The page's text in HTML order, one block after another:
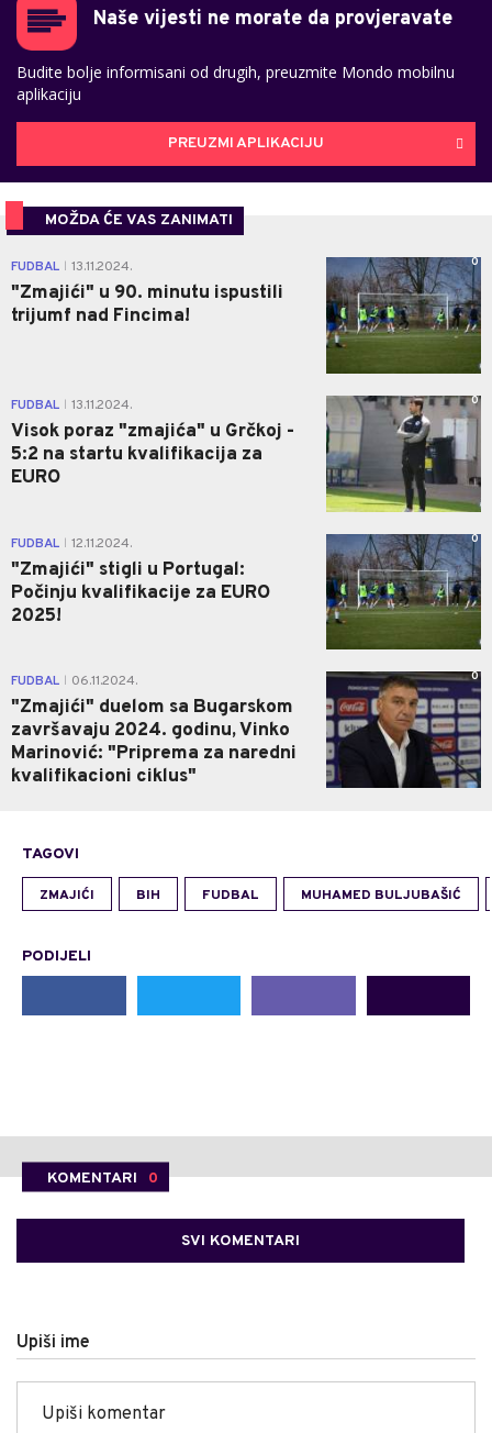
Naše vijesti ne morate da provjeravate
Budite bolje informisani od drugih, preuzmite Mondo mobilnu
aplikaciju
PREUZMI APLIKACIJU
MOŽDA ĆE VAS ZANIMATI
FUDBAL 13.11.2024.
"Zmajići" u 90. minutu ispustili
trijumf nad Fincima!
0
FUDBAL 13.11.2024.
Visok poraz "zmajića" u Grčkoj -
5:2 na startu kvalifikacija za
EURO
0
FUDBAL 12.11.2024.
"Zmajići" stigli u Portugal:
Počinju kvalifikacije za EURO
2025!
0
FUDBAL 06.11.2024.
"Zmajići" duelom sa Bugarskom
završavaju 2024. godinu, Vinko
Marinović: "Priprema za naredni
kvalifikacioni ciklus"
0
TAGOVI
ZMAJIĆI BIH FUDBAL MUHAMED BULJUBAŠIĆ
PODIJELI
KOMENTARI 0
SVI KOMENTARI
Upiši ime